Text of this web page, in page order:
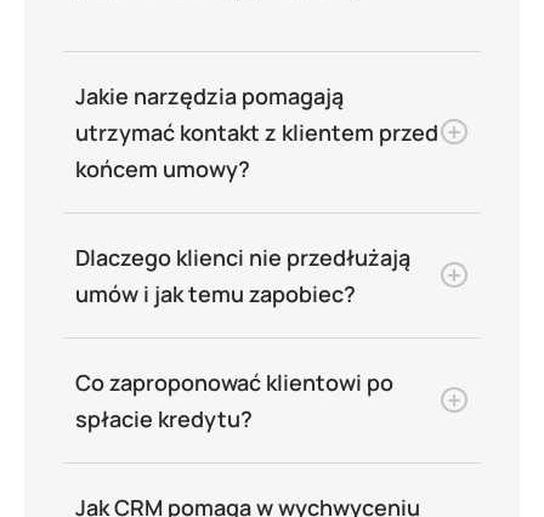
Jakie narzędzia pomagają
utrzymać kontakt z klientem przed
końcem umowy?
Dlaczego klienci nie przedłużają
umów i jak temu zapobiec?
Co zaproponować klientowi po
spłacie kredytu?
Jak CRM pomaga w wychwyceniu